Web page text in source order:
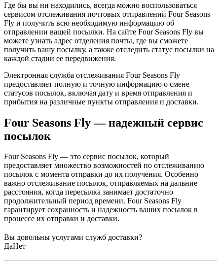
Где бы вы ни находились, всегда можно воспользоваться
сервисом отслеживания почтовых отправлений Four Seasons
Fly и получить всю необходимую информацию об
отправлении вашей посылки. На сайте Four Seasons Fly вы
можете узнать адрес отделения почты, где вы сможете
получить вашу посылку, а также отследить статус посылки на
каждой стадии ее передвижения.
Электронная служба отслеживания Four Seasons Fly
предоставляет полную и точную информацию о смене
статусов посылок, включая дату и время отправления и
прибытия на различные пункты отправления и доставки.
Four Seasons Fly — надежный сервис
посылок
Four Seasons Fly — это сервис посылок, который
предоставляет множество возможностей по отслеживанию
посылок с момента отправки до их получения. Особенно
важно отслеживание посылок, отправляемых на дальние
расстояния, когда пересылка занимает достаточно
продолжительный период времени. Four Seasons Fly
гарантирует сохранность и надежность ваших посылок в
процессе их отправки и доставки.
Вы довольны услугами служб доставки?
ДаНет